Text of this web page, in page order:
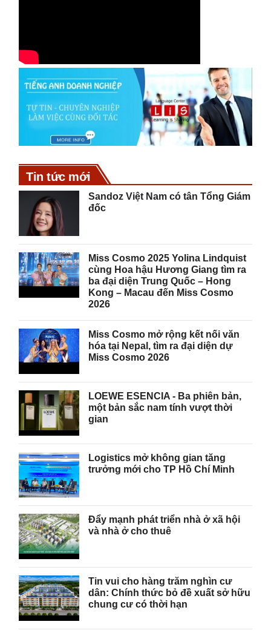
Tin tức mới
Sandoz Việt Nam có tân Tổng Giám
đốc
Miss Cosmo 2025 Yolina Lindquist
cùng Hoa hậu Hương Giang tìm ra
ba đại diện Trung Quốc – Hong
Kong – Macau đến Miss Cosmo
2026
Miss Cosmo mở rộng kết nối văn
hóa tại Nepal, tìm ra đại diện dự
Miss Cosmo 2026
LOEWE ESENCIA - Ba phiên bản,
một bản sắc nam tính vượt thời
gian
Logistics mở không gian tăng
trưởng mới cho TP Hồ Chí Minh
Đẩy mạnh phát triển nhà ở xã hội
và nhà ở cho thuê
Tin vui cho hàng trăm nghìn cư
dân: Chính thức bỏ đề xuất sở hữu
chung cư có thời hạn